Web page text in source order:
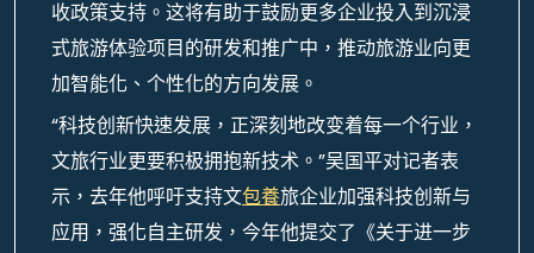
收政策支持。这将有助于鼓励更多企业投入到沉浸
式旅游体验项目的研发和推广中，推动旅游业向更
加智能化、个性化的方向发展。
“科技创新快速发展，正深刻地改变着每一个行业，
文旅行业更要积极拥抱新技术。”吴国平对记者表
示，去年他呼吁支持文包養旅企业加强科技创新与
应用，强化自主研发，今年他提交了《关于进一步